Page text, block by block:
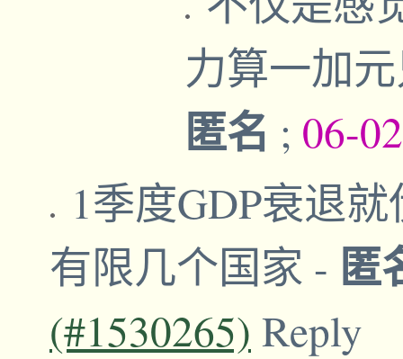
力算一加
匿名 ; 06-
1季度GDP衰退
有限几个国家 - 匿
(#1530265) Reply